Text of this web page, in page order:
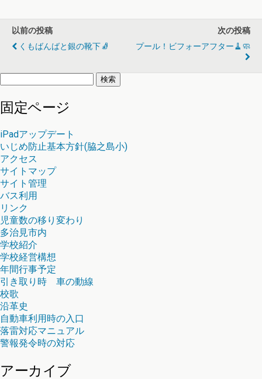
以前の投稿
くもばんばと銀の靴下🧦
次の投稿
プール！ビフォーアフター🧹🧼
検
固定ページ
iPadアップデート
いじめ防止基本方針(脇之島小)
アクセス
サイトマップ
サイト管理
バス利用
リンク
児童数の移り変わり
多治見市内
学校紹介
学校経営構想
年間行事予定
引き取り時 車の動線
校歌
沿革史
自動車利用時の入口
落雷対応マニュアル
警報発令時の対応
アーカイブ